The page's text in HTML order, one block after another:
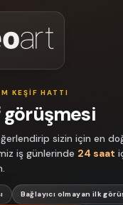
KEŞIF HATTI
sizin için en
iş günlerinde 24 saat
Bağlayıcı olmayan ilk